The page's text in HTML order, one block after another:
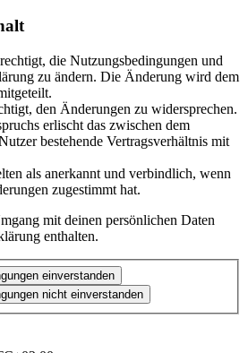
die Nutzungsbedingungen und
zu ändern. Die Änderung wird dem
den Änderungen zu widersprechen.
erlischt das zwischen dem
bestehende Vertragsverhältnis mit
als anerkannt und verbindlich, wenn
zugestimmt hat.
mit deinen persönlichen Daten
enthalten.